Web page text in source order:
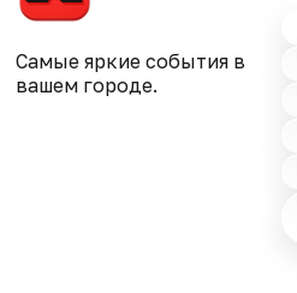
Самые яркие события в
вашем городе.